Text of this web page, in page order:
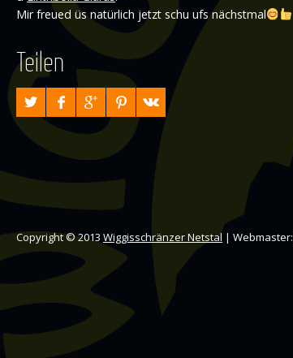
Mir freued üs natürlich jetzt schu ufs nächstmal
Teilen
Copyright © 2013 Wiggisschränzer Netstal | Webmaster: